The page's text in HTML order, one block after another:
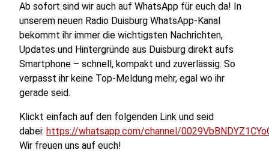
Ab sofort sind wir auch auf WhatsApp für euch da! In
unserem neuen Radio Duisburg WhatsApp-Kanal
bekommt ihr immer die wichtigsten Nachrichten,
Updates und Hintergründe aus Duisburg direkt aufs
Smartphone – schnell, kompakt und zuverlässig. So
verpasst ihr keine Top-Meldung mehr, egal wo ihr
gerade seid.
Klickt einfach auf den folgenden Link und seid
dabei: https://whatsapp.com/channel/
Wir freuen uns auf euch!